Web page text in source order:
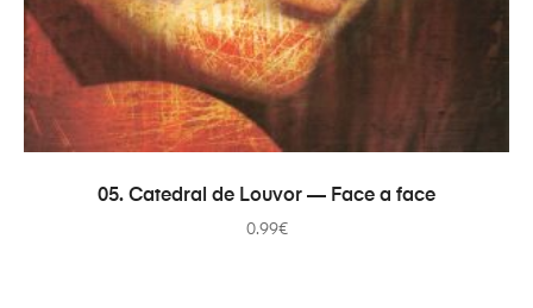
В КОРЗИНУ
05. Catedral de Louvor — Face a face
0.99€